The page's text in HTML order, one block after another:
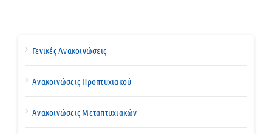
Γενικές Ανακοινώσεις
Ανακοινώσεις Προπτυχιακού
Ανακοινώσεις Μεταπτυχιακών